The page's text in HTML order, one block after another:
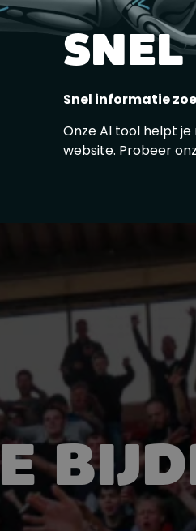
aan
tot het maken
John de Wolf zich
voetbalverenigingen de
bij Rotterdam
Snel informatie
Onze AI tool helpt
website. Probeer